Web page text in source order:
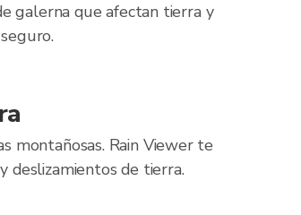
galerna que afectan tierra y
montañosas. Rain Viewer te
deslizamientos de tierra.